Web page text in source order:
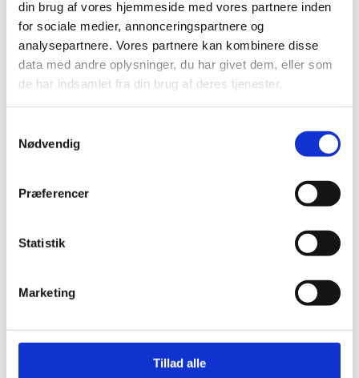
din brug af vores hjemmeside med vores partnere inden
for sociale medier, annonceringspartnere og
analysepartnere. Vores partnere kan kombinere disse
data med andre oplysninger, du har givet dem, eller som
de har indsamlet fra din brug af deres tjenester.
Nødvendig
Præferencer
Statistik
Marketing
Tillad alle
Elastik
Clips, silicone rings for pacifier strings
Sakse, nåle mm.
Til patchwork
Sy-selv pakker
Skabeloner pedari æsker
Symønstre barn
DIY lav-selv sy-, strikke-, hækle-kit
Holiday-prices Liberty Fabrics
TILBUD Liberty Fabrics
Udsalg og rester